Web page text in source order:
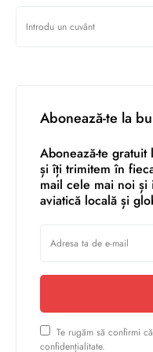
Abonează-te la
Abonează-te
și îți trimitem în
mail cele mai noi
aviatică locală și
Te rugăm să confirmi
confidențialitate.